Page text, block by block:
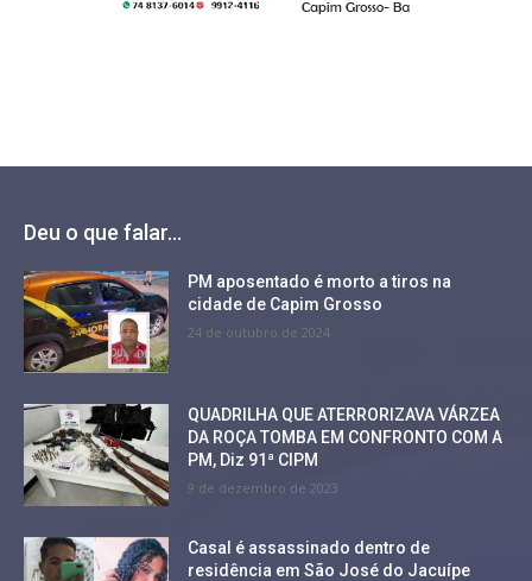
Deu o que falar...
PM aposentado é morto a tiros na
cidade de Capim Grosso
24 de outubro de 2024
QUADRILHA QUE ATERRORIZAVA VÁRZEA
DA ROÇA TOMBA EM CONFRONTO COM A
PM, Diz 91ª CIPM
9 de dezembro de 2023
Casal é assassinado dentro de
residência em São José do Jacuípe